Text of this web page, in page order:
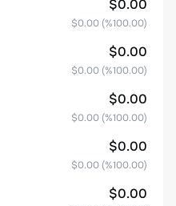
$0.00
$0.00 (%100.00)
$0.00
$0.00 (%100.00)
$0.00
$0.00 (%100.00)
$0.00
$0.00 (%100.00)
$0.00